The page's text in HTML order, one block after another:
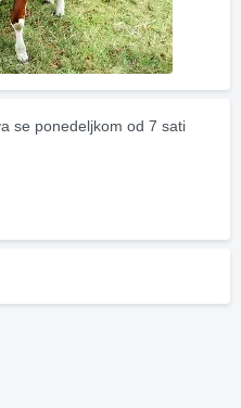
se ponedeljkom od 7 sati